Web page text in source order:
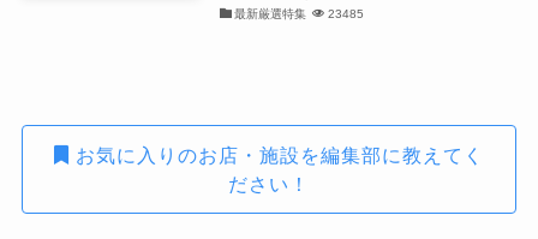
最新厳選特集 23485
お気に入りのお店・施設を編集部に教えてく
ださい！